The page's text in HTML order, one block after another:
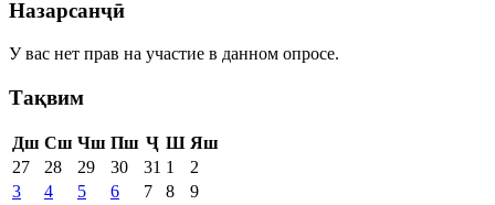
Назарсанҷӣ
У вас нет прав на участие в данном опросе.
Тақвим
Дш Сш Чш Пш Ҷ Ш Яш
27
28 29 30 31 1
2
3
4 5 6 7 8
9